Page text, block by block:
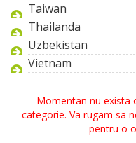
Taiwan
Thailanda
Uzbekistan
Vietnam
Momentan nu exista
categorie. Va rugam sa
pentru o